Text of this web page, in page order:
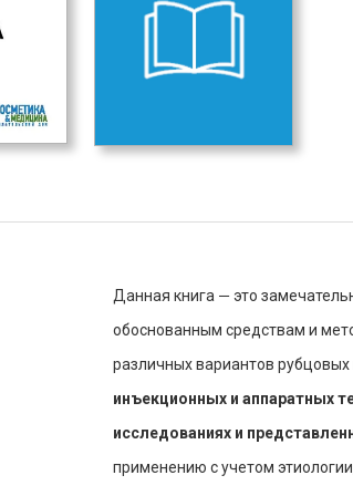
Данная книга — это
обоснованным средствам и
различных вариантов
инъекционных и аппаратных
исследованиях и
применению с учетом